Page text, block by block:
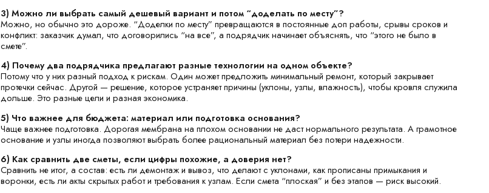
3) Можно ли выбрать самый дешевый вариант и потом “доделать по месту”?
Можно, но обычно это дороже. “Доделки по месту” превращаются в постоянные доп работы, срывы сроков и
конфликт: заказчик думал, что договорились “на все”, а подрядчик начинает объяснять, что “этого не было в
смете”.
4) Почему два подрядчика предлагают разные технологии на одном объекте?
Потому что у них разный подход к рискам. Один может предложить минимальный ремонт, который закрывает
протечки сейчас. Другой — решение, которое устраняет причины (уклоны, узлы, влажность), чтобы кровля служила
дольше. Это разные цели и разная экономика.
5) Что важнее для бюджета: материал или подготовка основания?
Чаще важнее подготовка. Дорогая мембрана на плохом основании не даст нормального результата. А грамотное
основание и узлы иногда позволяют выбрать более рациональный материал без потери надежности.
6) Как сравнить две сметы, если цифры похожие, а доверия нет?
Сравнить не итог, а состав: есть ли демонтаж и вывоз, что делают с уклонами, как прописаны примыкания и
воронки, есть ли акты скрытых работ и требования к узлам. Если смета “плоская” и без этапов — риск высокий.